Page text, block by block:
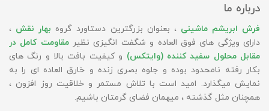
درباره ما
فرش ابریشم ماشینی ، بعنوان بزرگترین دستاورد گروه بهار نقش ،
دارای ویژگی های فوق العاده و شگفت انگیزی نظیرمقاومت کامل در
مقابل محلول سفید کننده (وایتکس) و کیفیت بافت بالا و رنگ های
بکار رفته نامحدود بوده و جلوه بصری زنده و خارق العاده ای را به
نمایش میگذارد. امید است با تلاش مستمر و خلاقیت روز افزون ،
همچنان مثل گذشته ، میهمان فضای گرمتان باشیم.